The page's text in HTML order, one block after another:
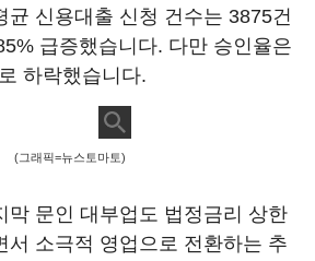
균 신용대출 신청 건수는 3875건
급증했습니다. 다만 승인율은
하락했습니다.
(그래픽=뉴스토마토)
막 문인 대부업도 법정금리 상한
서 소극적 영업으로 전환하는 추